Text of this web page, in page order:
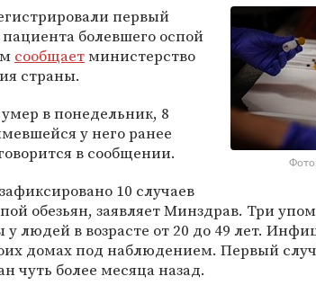
первый
болевшего оспой
сообщает министерство
страны.
в понедельник, 8
у него ранее
в сообщении.
10 случаев
обезьян, заявляет Минздрав. Три
людей в возрасте от 20 до 49 лет.
домах под наблюдением. Первый
чуть более месяца назад.